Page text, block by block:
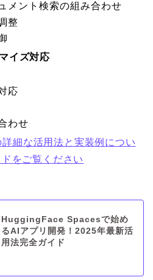
メント検索の組み合わせ
整
イズ対応
応
わせ
細な活用法と実装例につい
をご覧ください
HuggingFace Spacesで始め
るAIアプリ開発！2025年最新活
用法完全ガイド